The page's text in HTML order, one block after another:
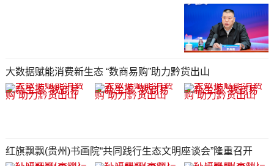
大数据赋能消费新生态 “数商易购”助力黔货出山
红旗飘飘(贵州)书画院“共同践行生态文明座谈会”隆重召开